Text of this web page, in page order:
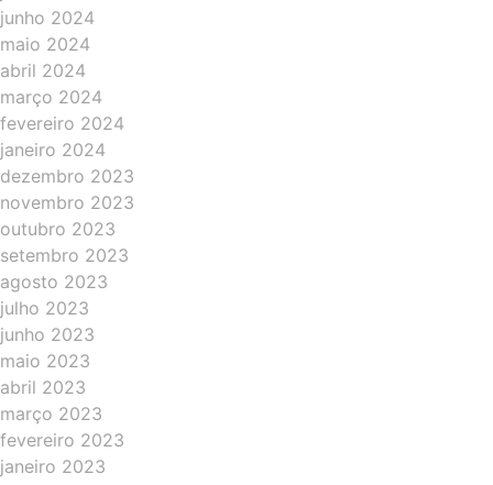
junho 2024
maio 2024
abril 2024
março 2024
fevereiro 2024
janeiro 2024
dezembro 2023
novembro 2023
outubro 2023
setembro 2023
agosto 2023
julho 2023
junho 2023
maio 2023
abril 2023
março 2023
fevereiro 2023
janeiro 2023